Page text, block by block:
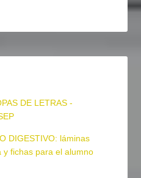
DE LETRAS -
DIGESTIVO: láminas
y fichas para el alumno